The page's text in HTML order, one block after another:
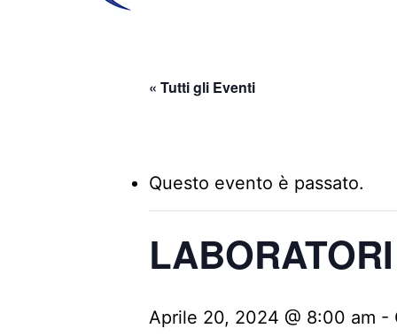
« Tutti gli Eventi
Questo evento è passato.
Aprile 20, 2024 @ 8:00 am -